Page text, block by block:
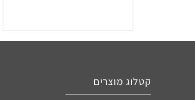
קטלוג מוצרים